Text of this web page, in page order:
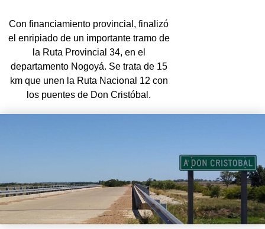
Con financiamiento provincial, finalizó
el enripiado de un importante tramo de
la Ruta Provincial 34, en el
departamento Nogoyá. Se trata de 15
km que unen la Ruta Nacional 12 con
los puentes de Don Cristóbal.